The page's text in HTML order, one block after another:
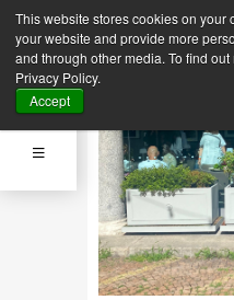
This website stores cookies on your
your website and provide more
and through other media. To find
Privacy Policy.
Accept